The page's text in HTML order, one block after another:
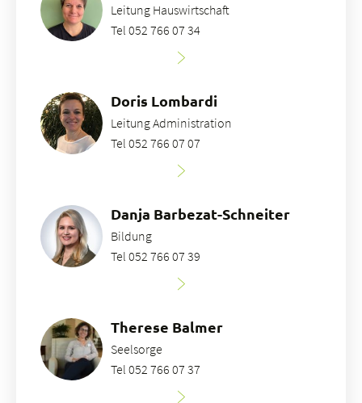
Leitung Hauswirtschaft
Tel 052 766 07 34
Doris Lombardi
Leitung Administration
Tel 052 766 07 07
Danja Barbezat-Schneiter
Bildung
Tel 052 766 07 39
Therese Balmer
Seelsorge
Tel 052 766 07 37